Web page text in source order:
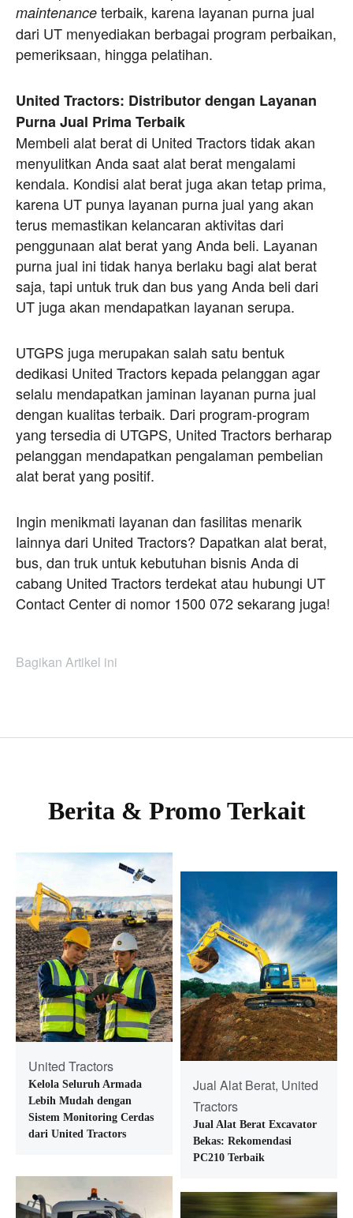
maintenance terbaik, karena layanan purna jual
dari UT menyediakan berbagai program perbaikan,
pemeriksaan, hingga pelatihan.
United Tractors: Distributor dengan Layanan
Purna Jual Prima Terbaik
Membeli alat berat di United Tractors tidak akan
menyulitkan Anda saat alat berat mengalami
kendala. Kondisi alat berat juga akan tetap prima,
karena UT punya layanan purna jual yang akan
terus memastikan kelancaran aktivitas dari
penggunaan alat berat yang Anda beli. Layanan
purna jual ini tidak hanya berlaku bagi alat berat
saja, tapi untuk truk dan bus yang Anda beli dari
UT juga akan mendapatkan layanan serupa.
UTGPS juga merupakan salah satu bentuk
dedikasi United Tractors kepada pelanggan agar
selalu mendapatkan jaminan layanan purna jual
dengan kualitas terbaik. Dari program-program
yang tersedia di UTGPS, United Tractors berharap
pelanggan mendapatkan pengalaman pembelian
alat berat yang positif.
Ingin menikmati layanan dan fasilitas menarik
lainnya dari United Tractors? Dapatkan alat berat,
bus, dan truk untuk kebutuhan bisnis Anda di
cabang United Tractors terdekat atau hubungi UT
Contact Center di nomor 1500 072 sekarang juga!
Bagikan Artikel ini
Berita & Promo Terkait
United Tractors
Kelola Seluruh Armada
Lebih Mudah dengan
Sistem Monitoring Cerdas
dari United Tractors
Jual Alat Berat, United
Tractors
Jual Alat Berat Excavator
Bekas: Rekomendasi
PC210 Terbaik